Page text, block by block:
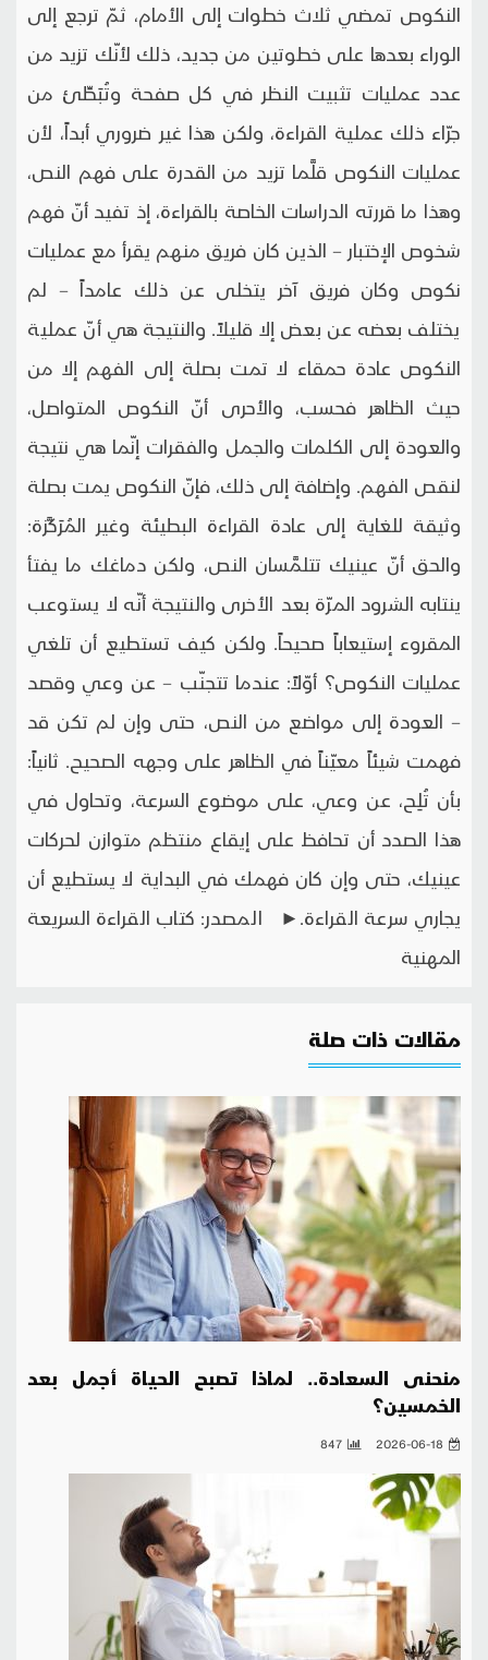
النكوص تمضي ثلاث خطوات إلى الأمام، ثمّ ترجع إلى
الوراء بعدها على خطوتين من جديد، ذلك لأنّك تزيد من
عدد عمليات تثبيت النظر في كل صفحة وتُبَطِّئ من
جرّاء ذلك عملية القراءة، ولكن هذا غير ضروري أبداً، لأن
عمليات النكوص قلَّما تزيد من القدرة على فهم النص،
وهذا ما قررته الدراسات الخاصة بالقراءة، إذ تفيد أنّ فهم
شخوص الإختبار – الذين كان فريق منهم يقرأ مع عمليات
نكوص وكان فريق آخر يتخلى عن ذلك عامداً – لم
يختلف بعضه عن بعض إلا قليلاً. والنتيجة هي أنّ عملية
النكوص عادة حمقاء لا تمت بصلة إلى الفهم إلا من
حيث الظاهر فحسب، والأحرى أنّ النكوص المتواصل،
والعودة إلى الكلمات والجمل والفقرات إنّما هي نتيجة
لنقص الفهم. وإضافة إلى ذلك، فإنّ النكوص يمت بصلة
وثيقة للغاية إلى عادة القراءة البطيئة وغير المُرَكَّزة:
والحق أنّ عينيك تتلمَّسان النص، ولكن دماغك ما يفتأ
ينتابه الشرود المرّة بعد الأخرى والنتيجة أنّه لا يستوعب
المقروء إستيعاباً صحيحاً. ولكن كيف تستطيع أن تلغي
عمليات النكوص؟ أوّلاً: عندما تتجنّب – عن وعي وقصد
– العودة إلى مواضع من النص، حتى وإن لم تكن قد
فهمت شيئاً معيّناً في الظاهر على وجهه الصحيح. ثانياً:
بأن تُلِح، عن وعي، على موضوع السرعة، وتحاول في
هذا الصدد أن تحافظ على إيقاع منتظم متوازن لحركات
عينيك، حتى وإن كان فهمك في البداية لا يستطيع أن
يجاري سرعة القراءة.► المصدر: كتاب القراءة السريعة
المهنية
مقالات ذات صلة
منحنى السعادة.. لماذا تصبح الحياة أجمل بعد
الخمسين؟
2026-06-18
847